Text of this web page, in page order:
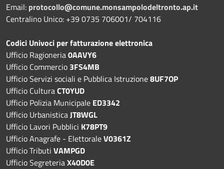
Email: protocollo@comune.monsampolodeltronto.ap.it
Centralino Unico: +39 0735 706001/ 704116
Codici Univoci per fatturazione elettronica
Ufficio Ragioneria0AAVY6
Ufficio Commercio 3FS4MB
Ufficio Servizi sociali e Pubblica Istruzione8UF7OP
Ufficio CulturaCT0YUD
Ufficio Polizia Municipale ED3342
Ufficio UrbanisticaJT8WGL
Ufficio Lavori Pubblici K78PT9
Ufficio Anagrafe - ElettoraleV0361Z
Ufficio Tributi VAMPGD
Ufficio SegreteriaX40D0E